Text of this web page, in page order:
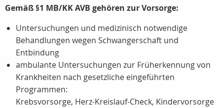
Gemäß §1 MB/KK AVB gehören zur Vorsorge:
Untersuchungen und medizinisch notwendige
Behandlungen wegen Schwangerschaft und
Entbindung
ambulante Untersuchungen zur Früherkennung von
Krankheiten nach gesetzliche eingeführten
Programmen:
Krebsvorsorge, Herz-Kreislauf-Check, Kindervorsorge